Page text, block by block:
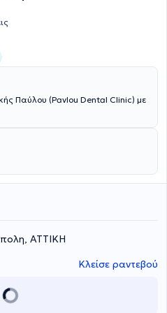
Παύλου (Pavlou Dental Clinic) με
ΑΤΤΙΚΗ
Κλείσε ραντεβού